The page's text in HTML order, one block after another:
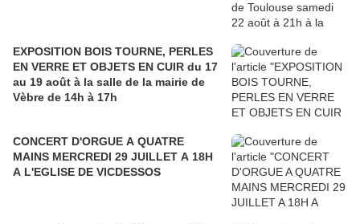
EXPOSITION BOIS TOURNE, PERLES
EN VERRE ET OBJETS EN CUIR du 17
au 19 août à la salle de la mairie de
Vèbre de 14h à 17h
CONCERT D'ORGUE A QUATRE
MAINS MERCREDI 29 JUILLET A 18H
A L'EGLISE DE VICDESSOS